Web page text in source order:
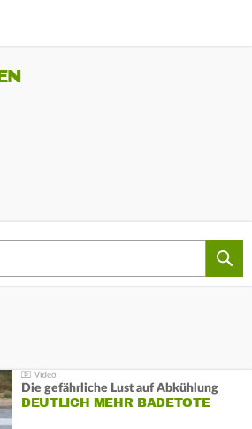
Die gefährliche Lust auf Abkühlung
DEUTLICH MEHR BADETOTE